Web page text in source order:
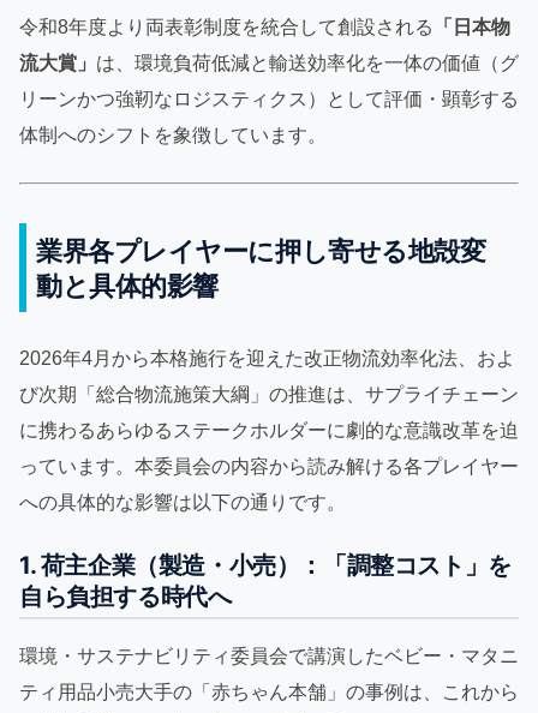
令和8年度より両表彰制度を統合して創設される
「日本物
流大賞」 は、環境負荷低減と輸送効率化を一体の価値（グ
リーンかつ強靭なロジスティクス）として評価・顕彰する
体制へのシフトを象徴しています。
業界各プレイヤーに押し寄せる地殻変
動と具体的影響
2026年4月から本格施行を迎えた改正物流効率化法、およ
び次期「総合物流施策大綱」の推進は、サプライチェーン
に携わるあらゆるステークホルダーに劇的な意識改革を迫
っています。本委員会の内容から読み解ける各プレイヤー
への具体的な影響は以下の通りです。
1. 荷主企業（製造・小売）：「調整コスト」を
自ら負担する時代へ
環境・サステナビリティ委員会で講演したベビー・マタニ
ティ用品小売大手の「赤ちゃん本舗」の事例は、これから